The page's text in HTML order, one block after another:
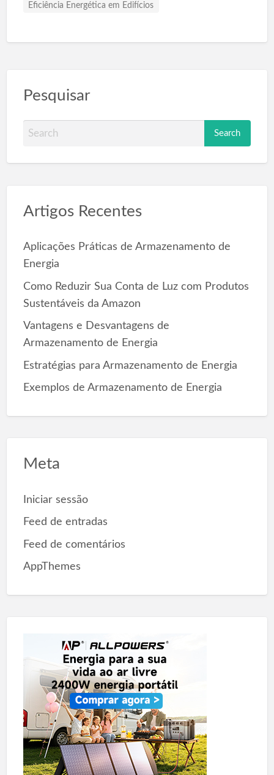
Eficiência Energética em Edifícios
Pesquisar
a
h
o
r
Artigos Recentes
Aplicações Práticas de Armazenamento de
Energia
Como Reduzir Sua Conta de Luz com Produtos
Sustentáveis da Amazon
Vantagens e Desvantagens de
Armazenamento de Energia
Estratégias para Armazenamento de Energia
Exemplos de Armazenamento de Energia
Meta
Iniciar sessão
Feed de entradas
Feed de comentários
AppThemes